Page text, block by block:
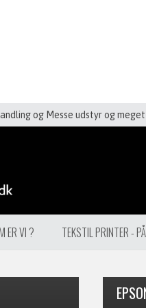
og Messe udstyr og meget
ER VI ? TEKSTIL PRINTER -